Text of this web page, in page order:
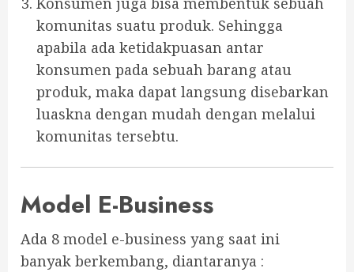
komunitas suatu produk. Sehingga
apabila ada ketidakpuasan antar
konsumen pada sebuah barang atau
produk, maka dapat langsung disebarkan
luaskna dengan mudah dengan melalui
komunitas tersebtu.
Model E-Business
Ada 8 model e-business yang saat ini
banyak berkembang, diantaranya :